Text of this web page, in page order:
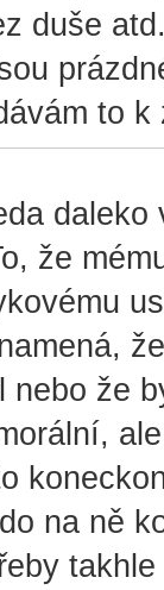
duše
to k
že
nebo že
na ně